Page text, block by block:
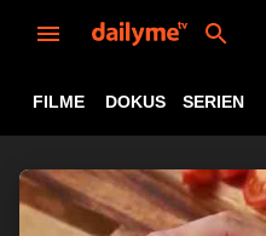
FILME DOKUS SERIEN